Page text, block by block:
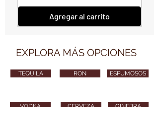
Agregar al carrito
EXPLORA MÁS OPCIONES
TEQUILA
VODKA
RON ESPUMOSOS
CERVEZA GINEBRA